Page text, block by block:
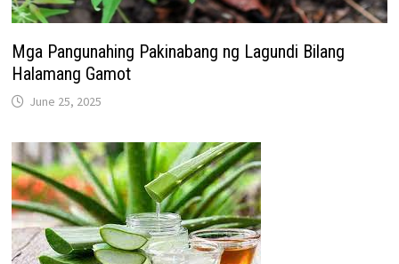
Mga Pangunahing Pakinabang ng Lagundi Bilang
Halamang Gamot
June 25, 2025